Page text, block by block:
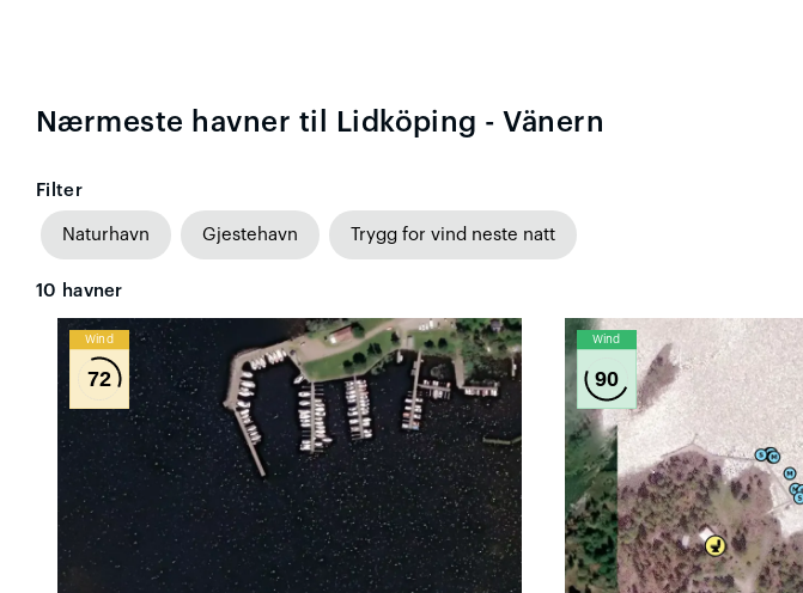
Nærmeste havner til Lidköping - Vänern
Filter
Naturhavn Gjestehavn Trygg for vind neste natt
10 havner
Wind
72
Wind
90